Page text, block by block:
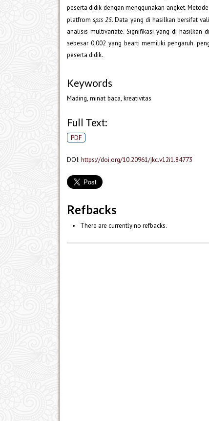
peserta didik dengan menggunakan angket.
platfromspss 25. Data yang di hasilkan bersifat
analisis multivariate. Signifikasi yang di hasilkan
sebesar 0,002 yang bearti memiliki pengaruh.
peserta didik.
Keywords
Mading, minat baca, kreativitas
Full Text:
PDF
DOI: https://doi.org/10.20961/jkc.v12i1.84773
Refbacks
There are currently no refbacks.